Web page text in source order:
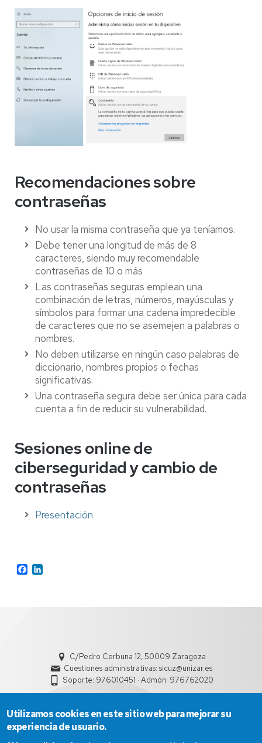
Recomendaciones sobre
contraseñas
No usar la misma contraseña que ya teníamos.
Debe tener una longitud de más de 8
caracteres, siendo muy recomendable
contraseñas de 10 o más
Las contraseñas seguras emplean una
combinación de letras, números, mayúsculas y
símbolos para formar una cadena impredecible
de caracteres que no se asemejen a palabras o
nombres.
No deben utilizarse en ningún caso palabras de
diccionario, nombres propios o fechas
significativas.
Una contraseña segura debe ser única para cada
cuenta a fin de reducir su vulnerabilidad.
Sesiones online de
ciberseguridad y cambio de
contraseñas
Presentación
Facebook
C/Pedro Cerbuna 12, 50009 Zaragoza
Cuestiones administrativas: sicuz@unizar.es
Soporte: 976010451 · Admón: 976762020
Utilizamos cookies en este sitio web para mejorar su
experiencia de usuario.